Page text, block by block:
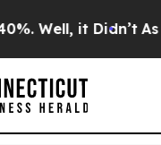
Well, it Didn’t As